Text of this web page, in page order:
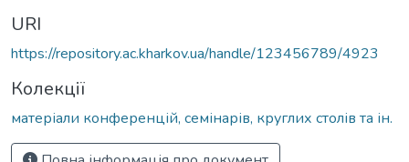
URI
https://repository.ac.kharkov.ua/handle/123456789/4923
Колекції
матеріали конференцій, семінарів, круглих столів та ін.